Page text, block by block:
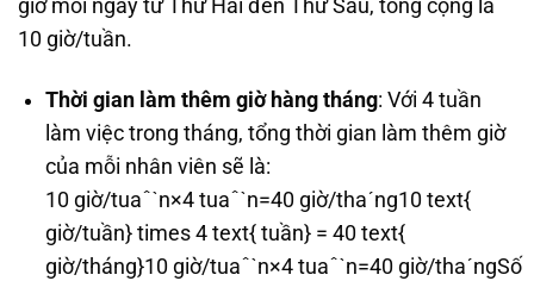
giờ mỗi ngày từ Thứ Hai đến Thứ Sáu, tổng cộng là
10 giờ/tuần.
Thời gian làm thêm giờ hàng tháng: Với 4 tuần
làm việc trong tháng, tổng thời gian làm thêm giờ
của mỗi nhân viên sẽ là:
10 giờ/tuaˆˋn×4 tuaˆˋn=40 giờ/thaˊng10 text{
giờ/tuần} times 4 text{ tuần} = 40 text{
giờ/tháng}10giờ/tuaˆˋn×4tuaˆˋn=40giờ/thaˊngSố